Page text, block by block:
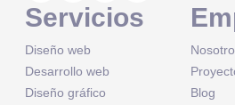
Servicios
Diseño web
Desarrollo web
Diseño gráfico
Blog